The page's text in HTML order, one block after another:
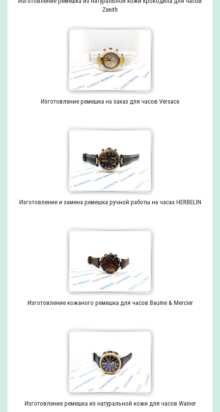
Zenith
Изготовление ремешка на заказ для часов Versace
Изготовление и замена ремешка ручной работы на часах HERBELIN
Изготовление кожаного ремешка для часов Baume & Mercier
Изготовление ремешка из натуральной кожи для часов Wainer